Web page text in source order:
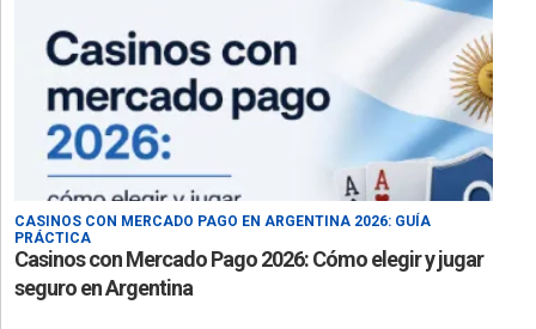
CASINOS CON MERCADO PAGO EN ARGENTINA 2026: GUÍA
PRÁCTICA
Casinos con Mercado Pago 2026: Cómo elegir y jugar
seguro en Argentina